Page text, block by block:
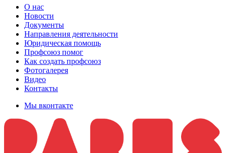
О нас
Новости
Документы
Направления деятельности
Юридическая помощь
Профсоюз помог
Как создать профсоюз
Фотогалерея
Видео
Контакты
Мы вконтакте